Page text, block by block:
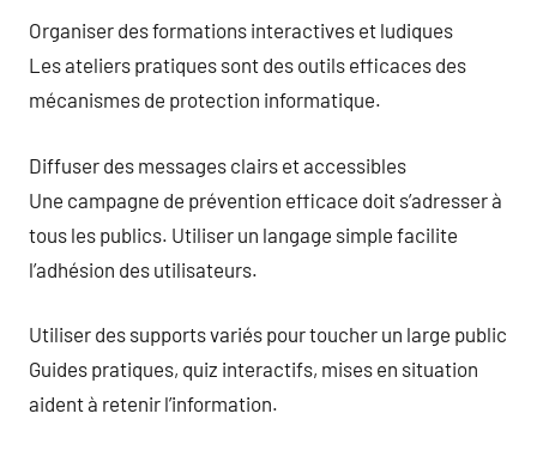
Organiser des formations interactives et ludiques
Les ateliers pratiques sont des outils efficaces des
mécanismes de protection informatique.
Diffuser des messages clairs et accessibles
Une campagne de prévention efficace doit s’adresser à
tous les publics. Utiliser un langage simple facilite
l’adhésion des utilisateurs.
Utiliser des supports variés pour toucher un large public
Guides pratiques, quiz interactifs, mises en situation
aident à retenir l’information.